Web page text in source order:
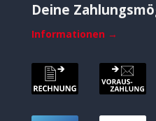
Deine
Informationen →